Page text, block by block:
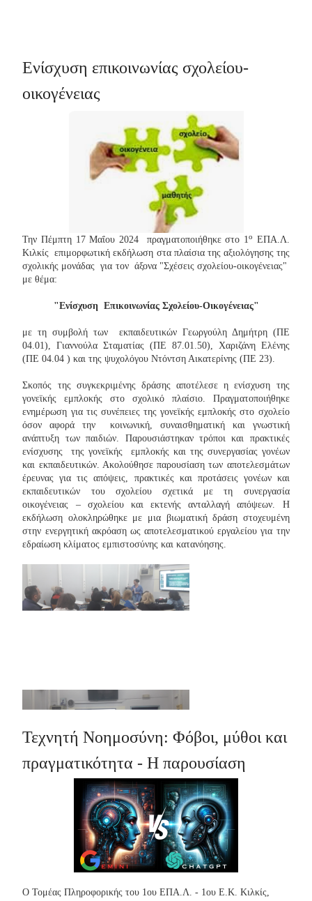
Ενίσχυση επικοινωνίας σχολείου-
οικογένειας
Την Πέμπτη 17 Μαΐου 2024 πραγματοποιήθηκε στο 1ο
ΕΠΑ.Λ.
Κιλκίς επιμορφωτική εκδήλωση στα πλαίσια της αξιολόγησης της
σχολικής μονάδας για τον άξονα "Σχέσεις σχολείου-οικογένειας"
με θέμα:
"Ενίσχυση Επικοινωνίας Σχολείου-Οικογένειας"
με τη συμβολή των εκπαιδευτικών Γεωργούλη Δημήτρη (ΠΕ
04.01), Γιαννούλα Σταματίας (ΠΕ 87.01.50), Χαριζάνη Ελένης
(ΠΕ 04.04 ) και της ψυχολόγου Ντόντση Αικατερίνης (ΠΕ 23).
Σκοπός της συγκεκριμένης δράσης αποτέλεσε η ενίσχυση της
γονεϊκής εμπλοκής στο σχολικό πλαίσιο. Πραγματοποιήθηκε
ενημέρωση για τις συνέπειες της γονεϊκής εμπλοκής στο σχολείο
όσον αφορά την κοινωνική, συναισθηματική και γνωστική
ανάπτυξη των παιδιών. Παρουσιάστηκαν τρόποι και πρακτικές
ενίσχυσης της γονεϊκής εμπλοκής και της συνεργασίας γονέων
και εκπαιδευτικών. Ακολούθησε παρουσίαση των αποτελεσμάτων
έρευνας για τις απόψεις, πρακτικές και προτάσεις γονέων και
εκπαιδευτικών του σχολείου σχετικά με τη συνεργασία
οικογένειας – σχολείου και εκτενής ανταλλαγή απόψεων. Η
εκδήλωση ολοκληρώθηκε με μια βιωματική δράση στοχευμένη
στην ενεργητική ακρόαση ως αποτελεσματικού εργαλείου για την
εδραίωση κλίματος εμπιστοσύνης και κατανόησης.
Τεχνητή Νοημοσύνη: Φόβοι, μύθοι και
πραγματικότητα - Η παρουσίαση
Ο Τομέας Πληροφορικής του 1ου ΕΠΑ.Λ. - 1ου Ε.Κ. Κιλκίς,